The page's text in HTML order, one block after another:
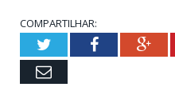
COMPARTILHAR:
TwitterFacebook
Email